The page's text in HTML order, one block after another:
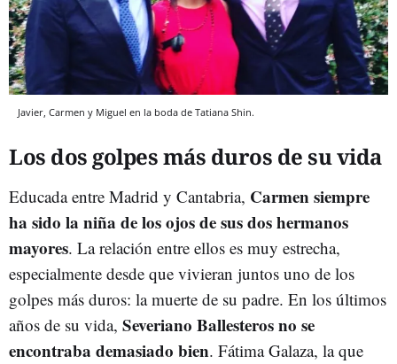
Javier, Carmen y Miguel en la boda de Tatiana Shin.
Los dos golpes más duros de su vida
Educada entre Madrid y Cantabria, Carmen siempre
ha sido la niña de los ojos de sus dos hermanos
mayores. La relación entre ellos es muy estrecha,
especialmente desde que vivieran juntos uno de los
golpes más duros: la muerte de su padre. En los últimos
años de su vida, Severiano Ballesteros no se
encontraba demasiado bien. Fátima Galaza, la que